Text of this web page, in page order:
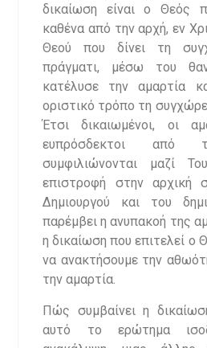
δικαίωση είναι ο Θεός
καθένα από την αρχή, εν
Θεού που δίνει τη
πράγματι, μέσω του
κατέλυσε την αμαρτία
οριστικό τρόπο τη
Έτσι δικαιωμένοι, οι
ευπρόσδεκτοι
συμφιλιώνονται μαζί
επιστροφή στην αρχική
Δημιουργού και του
παρέμβει η ανυπακοή της
η δικαίωση που επιτελεί ο
να ανακτήσουμε την
την αμαρτία.
Πώς συμβαίνει η
αυτό το ερώτημα